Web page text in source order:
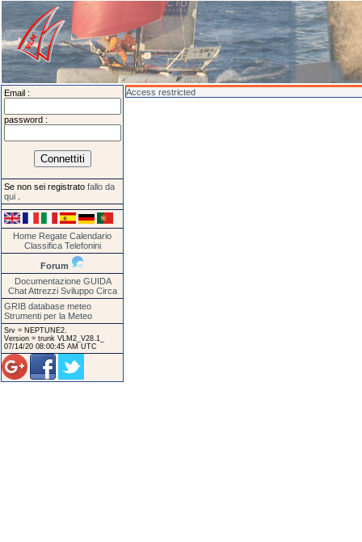
Email :
password :
Se non sei registrato fallo da
qui
Home Regate Calendario
Classifica Telefonini
Forum
Documentazione GUIDA
Chat Attrezzi Sviluppo Circa
GRIB database meteo
Strumenti per la Meteo
Srv = NEPTUNE2.
Version = trunk VLM2_V28.1_
07/14/20 08:00:45 AM UTC
Access restricted